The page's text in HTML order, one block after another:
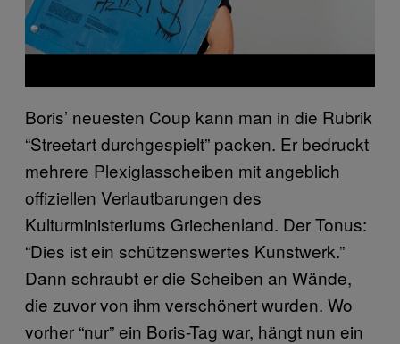
Boris’ neuesten Coup kann man in die Rubrik
“Streetart durchgespielt” packen. Er bedruckt
mehrere Plexiglasscheiben mit angeblich
offiziellen Verlautbarungen des
Kulturministeriums Griechenland. Der Tonus:
“Dies ist ein schützenswertes Kunstwerk.”
Dann schraubt er die Scheiben an Wände,
die zuvor von ihm verschönert wurden. Wo
vorher “nur” ein Boris-Tag war, hängt nun ein